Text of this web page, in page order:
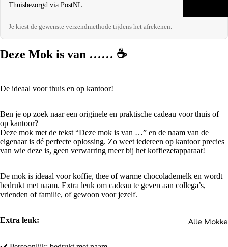
Alle
Thuisbezorgd via PostNL
Je kiest de gewenste verzendmethode tijdens het afrekenen.
Deze Mok is van …… ☕
De ideaal voor thuis en op kantoor!
Ben je op zoek naar een originele en praktische cadeau voor thuis of
op kantoor?
Deze mok met de tekst “Deze mok is van …” en de naam van de
eigenaar is dé perfecte oplossing. Zo weet iedereen op kantoor precies
van wie deze is, geen verwarring meer bij het koffiezetapparaat!
De mok is ideaal voor koffie, thee of warme chocolademelk en wordt
bedrukt met naam. Extra leuk om cadeau te geven aan collega’s,
vrienden of familie, of gewoon voor jezelf.
Extra leuk: